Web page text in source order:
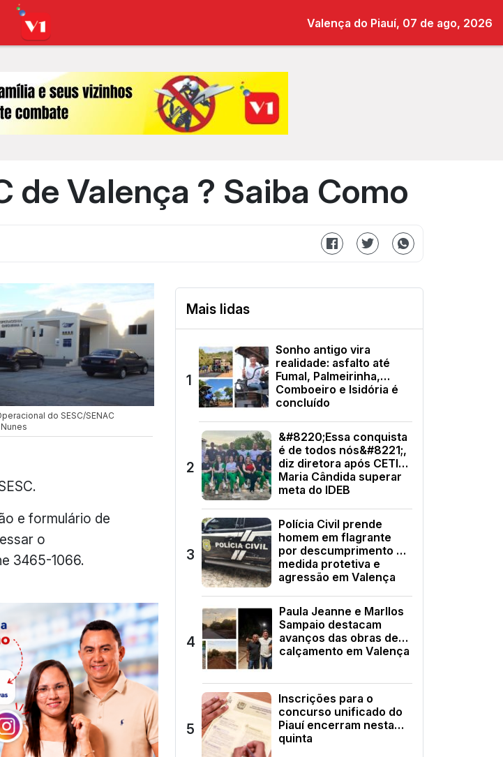
Valença do Piauí, 07 de ago, 2026
de Valença ? Saiba Como
do SESC/SENAC
e formulário de
o
3465-1066.
Mais lidas
1
Sonho antigo vira
realidade: asfalto até
Fumal, Palmeirinha,
Comboeiro e Isidória é
concluído
2
&#8220;Essa conquista
é de todos nós&#8221;,
diz diretora após CETI
Maria Cândida superar
meta do IDEB
3
Polícia Civil prende
homem em flagrante
por descumprimento de
medida protetiva e
agressão em Valença
4
Paula Jeanne e Marllos
Sampaio destacam
avanços das obras de
calçamento em Valença
5
Inscrições para o
concurso unificado do
Piauí encerram nesta
quinta